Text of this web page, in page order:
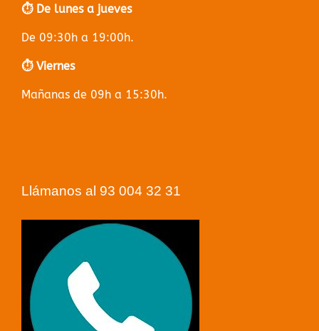
⏱️ De lunes a jueves
De 09:30h a 19:00h.
⏱️ Viernes
Mañanas de 09h a 15:30h.
Llámanos al 93 004 32 31